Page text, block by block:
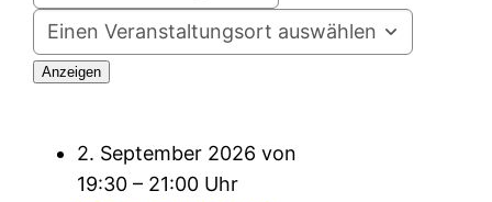
Einen Veranstaltungsort auswählen
2. September 2026 von
19:30 – 21:00 Uhr